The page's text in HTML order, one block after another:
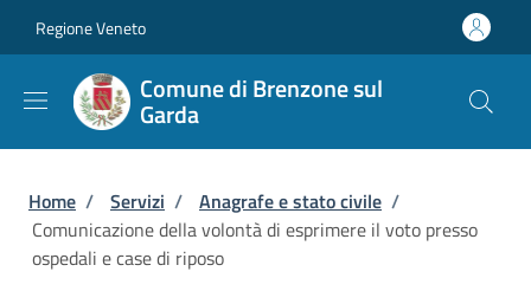
Regione Veneto
Comune di Brenzone sul
Garda
Briciole di pane
Home / Servizi / Anagrafe e stato civile /
Comunicazione della volontà di esprimere il voto presso
ospedali e case di riposo